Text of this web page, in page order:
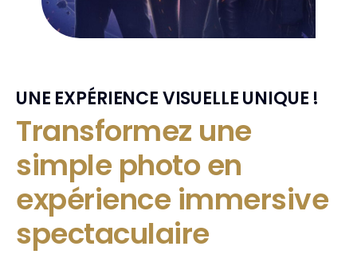
UNE EXPÉRIENCE VISUELLE UNIQUE !
Transformez une
simple photo en
expérience immersive
spectaculaire